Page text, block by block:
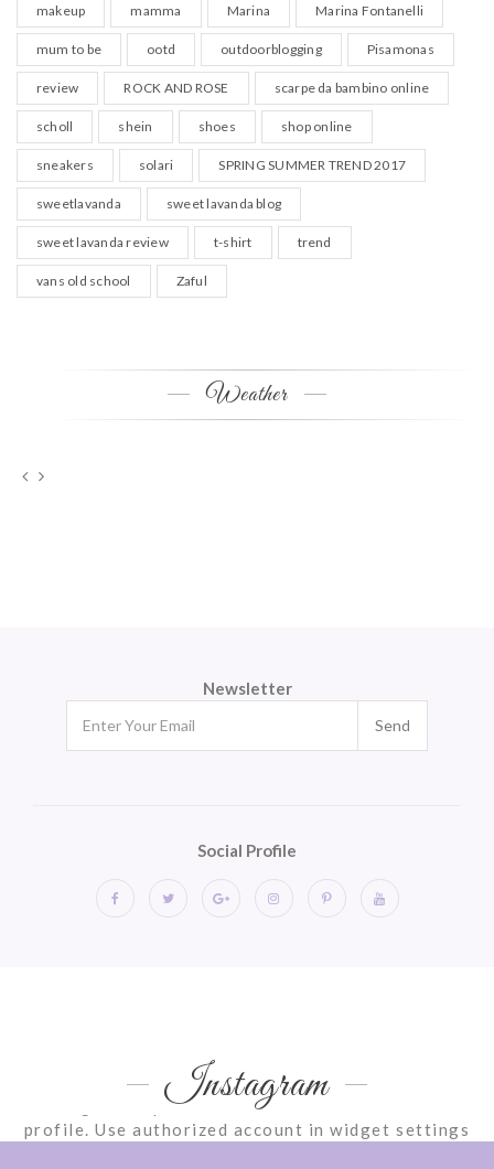
makeup mamma Marina Marina Fontanelli
mum to be ootd outdoorblogging Pisamonas
review ROCK AND ROSE scarpe da bambino online
scholl shein shoes shop online
sneakers solari SPRING SUMMER TREND 2017
sweetlavanda sweet lavanda blog
sweet lavanda review t-shirt trend
vans old school Zaful
Weather
Newsletter
Send
Social Profile
Instagram
Instagram requires authorization to view a user
profile. Use authorized account in widget settings